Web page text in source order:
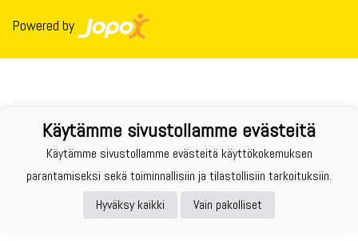
Powered by
Käytämme sivustollamme evästeitä
Käytämme sivustollamme evästeitä käyttökokemuksen
parantamiseksi sekä toiminnallisiin ja tilastollisiin tarkoituksiin.
Hyväksy kaikki
Vain pakolliset